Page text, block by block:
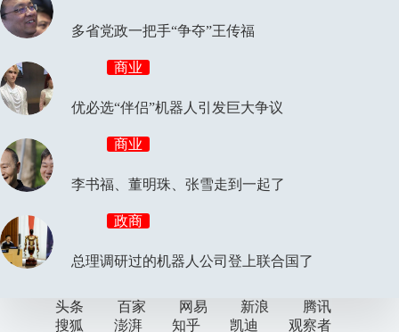
多省党政一把手“争夺”王传福
商业
优必选“伴侣”机器人引发巨大争议
商业
李书福、董明珠、张雪走到一起了
政商
总理调研过的机器人公司登上联合国了
头条 百家 网易 新浪
腾讯
搜狐
澎湃 知乎 凯迪 观察者